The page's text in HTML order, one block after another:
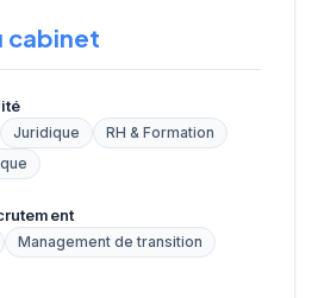
cabinet
Juridique
RH & Formation
Management de transition